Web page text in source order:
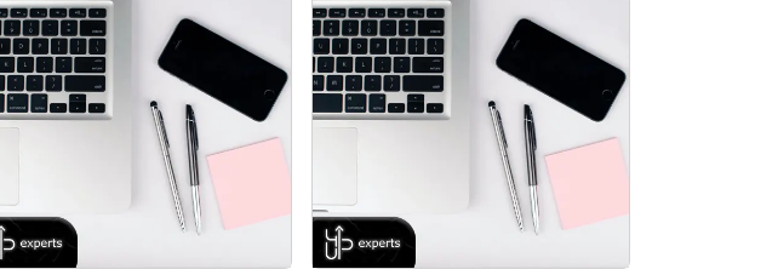
Serviço de Google Adwords
em São Paulo
Empresa no ramo de
Marketing Digital em
Salvador BA
Serviço de Google Adwords
em São Paulo
Empresa no ramo de
Marketing Digital em
Salvador BA